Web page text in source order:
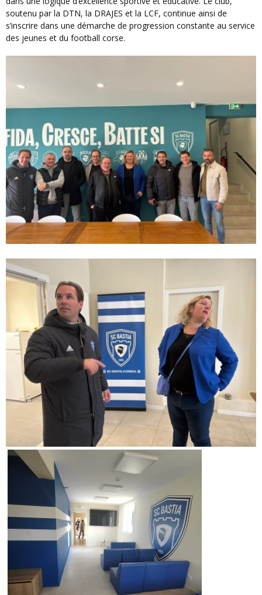
soutenu par la DTN, la DRAJES et la LCF, continue ainsi de
s’inscrire dans une démarche de progression constante au service
des jeunes et du football corse.